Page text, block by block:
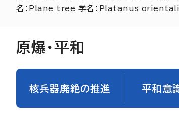
名： Plane tree学名： Platanus
原爆・平和
核兵器廃絶の推進 平和意